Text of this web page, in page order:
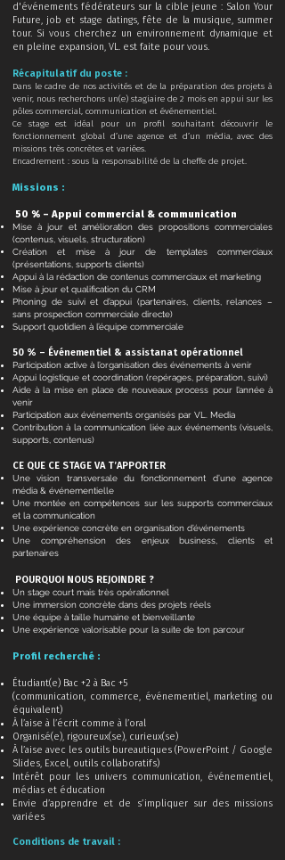
d'événements fédérateurs sur la cible jeune : Salon Your
Future, job et stage datings, fête de la musique, summer
tour. Si vous cherchez un environnement dynamique et
en pleine expansion, VL. est faite pour vous.
Récapitulatif du poste :
Dans le cadre de nos activités et de la préparation des projets à
venir, nous recherchons un(e) stagiaire de 2 mois en appui sur les
pôles commercial, communication et événementiel.
Ce stage est idéal pour un profil souhaitant découvrir le
fonctionnement global d’une agence et d’un média, avec des
missions très concrètes et variées.
Encadrement : sous la responsabilité de la cheffe de projet.
Missions :
50 % – Appui commercial & communication
Mise à jour et amélioration des propositions commerciales
(contenus, visuels, structuration)
Création et mise à jour de templates commerciaux
(présentations, supports clients)
Appui à la rédaction de contenus commerciaux et marketing
Mise à jour et qualification du CRM
Phoning de suivi et d’appui (partenaires, clients, relances –
sans prospection commerciale directe)
Support quotidien à l’équipe commerciale
50 % – Événementiel & assistanat opérationnel
Participation active à l’organisation des événements à venir
Appui logistique et coordination (repérages, préparation, suivi)
Aide à la mise en place de nouveaux process pour l’année à
venir
Participation aux événements organisés par VL. Media
Contribution à la communication liée aux événements (visuels,
supports, contenus)
CE QUE CE STAGE VA T’APPORTER
Une vision transversale du fonctionnement d’une agence
média & événementielle
Une montée en compétences sur les supports commerciaux
et la communication
Une expérience concrète en organisation d’événements
Une compréhension des enjeux business, clients et
partenaires
POURQUOI NOUS REJOINDRE ?
Un stage court mais très opérationnel
Une immersion concrète dans des projets réels
Une équipe à taille humaine et bienveillante
Une expérience valorisable pour la suite de ton parcour
Profil recherché :
Étudiant(e) Bac +2 à Bac +5
(communication, commerce, événementiel, marketing ou
équivalent)
À l’aise à l’écrit comme à l’oral
Organisé(e), rigoureux(se), curieux(se)
À l’aise avec les outils bureautiques (PowerPoint / Google
Slides, Excel, outils collaboratifs)
Intérêt pour les univers communication, événementiel,
médias et éducation
Envie d’apprendre et de s’impliquer sur des missions
variées
Conditions de travail :